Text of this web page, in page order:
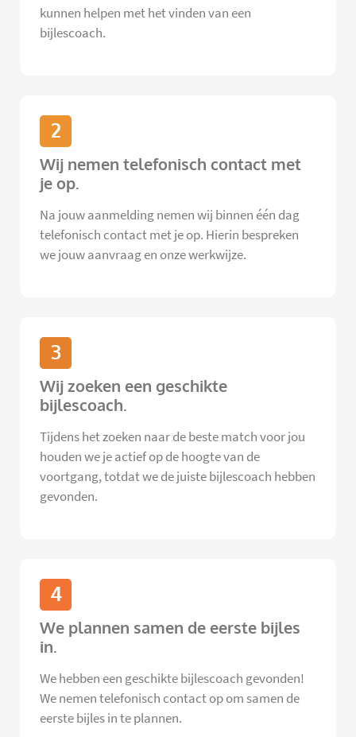
kunnen helpen met het vinden van een
bijlescoach.
2
Wij nemen telefonisch contact met
je op.
Na jouw aanmelding nemen wij binnen één dag
telefonisch contact met je op. Hierin bespreken
we jouw aanvraag en onze werkwijze.
3
Wij zoeken een geschikte
bijlescoach.
Tijdens het zoeken naar de beste match voor jou
houden we je actief op de hoogte van de
voortgang, totdat we de juiste bijlescoach hebben
gevonden.
4
We plannen samen de eerste bijles
in.
We hebben een geschikte bijlescoach gevonden!
We nemen telefonisch contact op om samen de
eerste bijles in te plannen.